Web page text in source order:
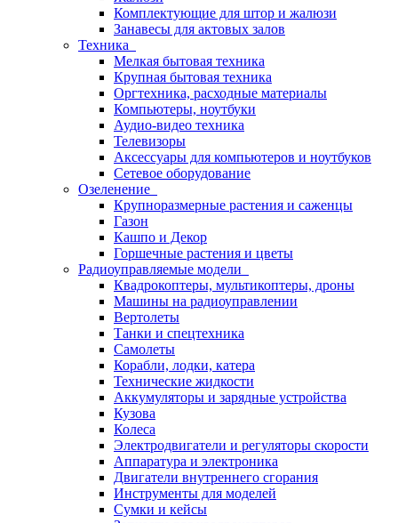
Комплектующие для штор и жалюзи
Занавесы для актовых залов
Техника
Мелкая бытовая техника
Крупная бытовая техника
Оргтехника, расходные материалы
Компьютеры, ноутбуки
Аудио-видео техника
Телевизоры
Аксессуары для компьютеров и ноутбуков
Сетевое оборудование
Озеленение
Крупноразмерные растения и саженцы
Газон
Кашпо и Декор
Горшечные растения и цветы
Радиоуправляемые модели
Квадрокоптеры, мультикоптеры, дроны
Машины на радиоуправлении
Вертолеты
Танки и спецтехника
Самолеты
Корабли, лодки, катера
Технические жидкости
Аккумуляторы и зарядные устройства
Кузова
Колеса
Электродвигатели и регуляторы скорости
Аппаратура и электроника
Двигатели внутреннего сгорания
Инструменты для моделей
Сумки и кейсы